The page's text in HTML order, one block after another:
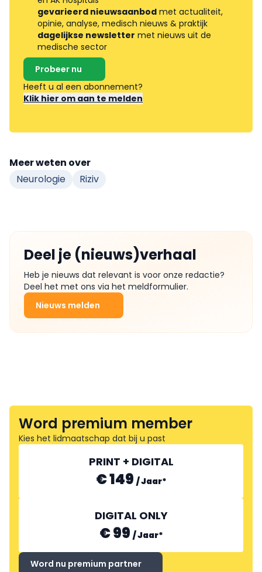
gevarieerd nieuwsaanbod met actualiteit,
opinie, analyse, medisch nieuws & praktijk
dagelijkse newsletter met nieuws uit de
medische sector
Probeer nu
Heeft u al een abonnement?
Klik hier om aan te melden
Meer weten over
Neurologie
Riziv
Deel je (nieuws)verhaal
Heb je nieuws dat relevant is voor onze redactie?
Deel het met ons via het meldformulier.
Nieuws melden
Word premium member
Kies het lidmaatschap dat bij u past
PRINT + DIGITAL
€ 149 /Jaar*
DIGITAL ONLY
€ 99 /Jaar*
Word nu premium partner